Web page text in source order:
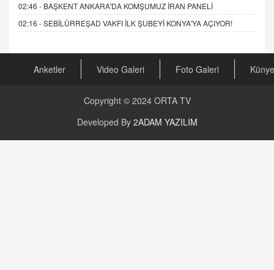
02:46 - BAŞKENT ANKARA'DA KOMŞUMUZ İRAN PANELİ
02:16 -SEBİLÜRREŞAD VAKFI İLK ŞUBEYİ KONYA'YA AÇIYOR!
Anketler Video Galeri Foto Galeri Künye
Copyright © 2024 ORTA TV
Developed By 2ADAM YAZILIM